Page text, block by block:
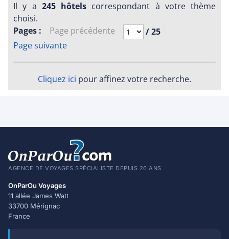
Il y a 245 hôtels correspondant à votre thème
choisi.
Pages :
Page précédente
/ 25
Page suivante
Cliquez ici pour affinez votre recherche.
AGENCE DE VOYAGES SPÉCIALISTE DEPUIS 26 ANS
OnParOu Voyages
11 allée James Watt
33700 Mérignac
France